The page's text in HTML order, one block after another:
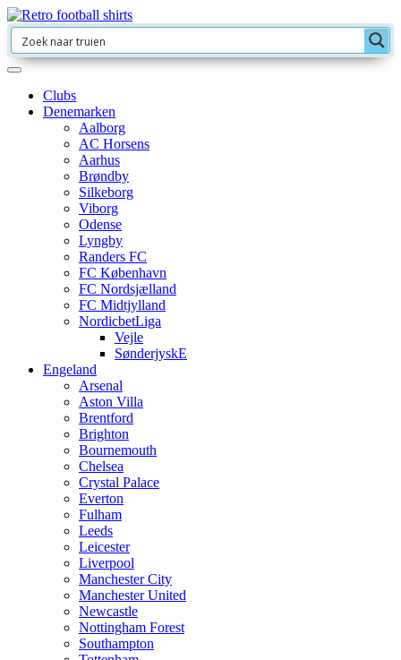
Clubs
Denemarken
Aalborg
AC Horsens
Aarhus
Brøndby
Silkeborg
Viborg
Odense
Lyngby
Randers FC
FC København
FC Nordsjælland
FC Midtjylland
NordicbetLiga
Vejle
SønderjyskE
Engeland
Arsenal
Aston Villa
Brentford
Brighton
Bournemouth
Chelsea
Crystal Palace
Everton
Fulham
Leeds
Leicester
Liverpool
Manchester City
Manchester United
Newcastle
Nottingham Forest
Southampton